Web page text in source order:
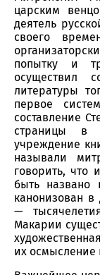
царским
деятель
своего
попытку и
осуществил
литературы
первое
составление
страницы в
учреждение
называли
говорить, что
быть
канонизован
—
Макарии
их осмысление